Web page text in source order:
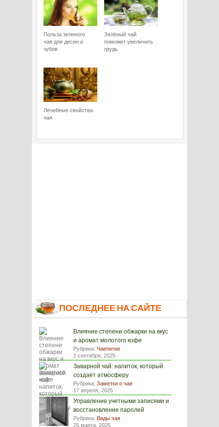
Польза зеленого
чая для десен и
зубов
Зелёный чай
поможет увеличить
грудь
Лечебные свойства
чая
ПОСЛЕДНЕЕ НА САЙТЕ
Влияние степени обжарки на вкус
и аромат молотого кофе
Рубрика: Чаепитие
2 сентября, 2025
Заварной чай: напиток, который
создаёт атмосферу
Рубрика: Заметки о чае
17 апреля, 2025
Управление учетными записями и
восстановление паролей
Рубрика: Виды чая
25 марта, 2025